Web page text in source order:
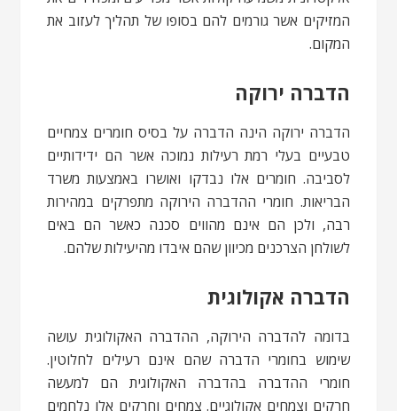
המזיקים אשר גורמים להם בסופו של תהליך לעזוב את
המקום.
הדברה ירוקה
הדברה ירוקה הינה הדברה על בסיס חומרים צמחיים
טבעיים בעלי רמת רעילות נמוכה אשר הם ידידותיים
לסביבה. חומרים אלו נבדקו ואושרו באמצעות משרד
הבריאות. חומרי ההדברה הירוקה מתפרקים במהירות
רבה, ולכן הם אינם מהווים סכנה כאשר הם באים
לשולחן הצרכנים מכיוון שהם איבדו מהיעילות שלהם.
הדברה אקולוגית
בדומה להדברה הירוקה, ההדברה האקולוגית עושה
שימוש בחומרי הדברה שהם אינם רעילים לחלוטין.
חומרי ההדברה בהדברה האקולוגית הם למעשה
חרקים וצמחים אקולוגיים. צמחים וחרקים אלו נלחמים